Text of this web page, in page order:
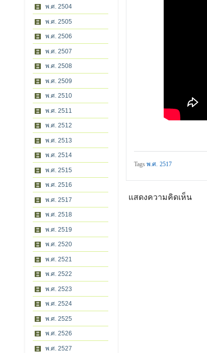
พ.ศ. 2504
พ.ศ. 2505
พ.ศ. 2506
พ.ศ. 2507
พ.ศ. 2508
พ.ศ. 2509
พ.ศ. 2510
พ.ศ. 2511
พ.ศ. 2512
พ.ศ. 2513
พ.ศ. 2514
พ.ศ. 2515
พ.ศ. 2516
พ.ศ. 2517
พ.ศ. 2518
พ.ศ. 2519
พ.ศ. 2520
พ.ศ. 2521
พ.ศ. 2522
พ.ศ. 2523
พ.ศ. 2524
พ.ศ. 2525
พ.ศ. 2526
พ.ศ. 2527
Tagsพ.ศ. 2517
แสดงความคิดเห็น